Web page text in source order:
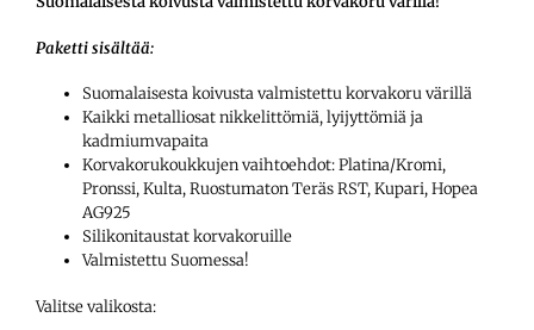
Paketti sisältää:
Suomalaisesta koivusta valmistettu korvakoru värillä
Kaikki metalliosat nikkelittömiä, lyijyttömiä ja
kadmiumvapaita
Korvakorukoukkujen vaihtoehdot: Platina/Kromi,
Pronssi, Kulta, Ruostumaton Teräs RST, Kupari, Hopea
AG925
Silikonitaustat korvakoruille
Valmistettu Suomessa!
Valitse valikosta: